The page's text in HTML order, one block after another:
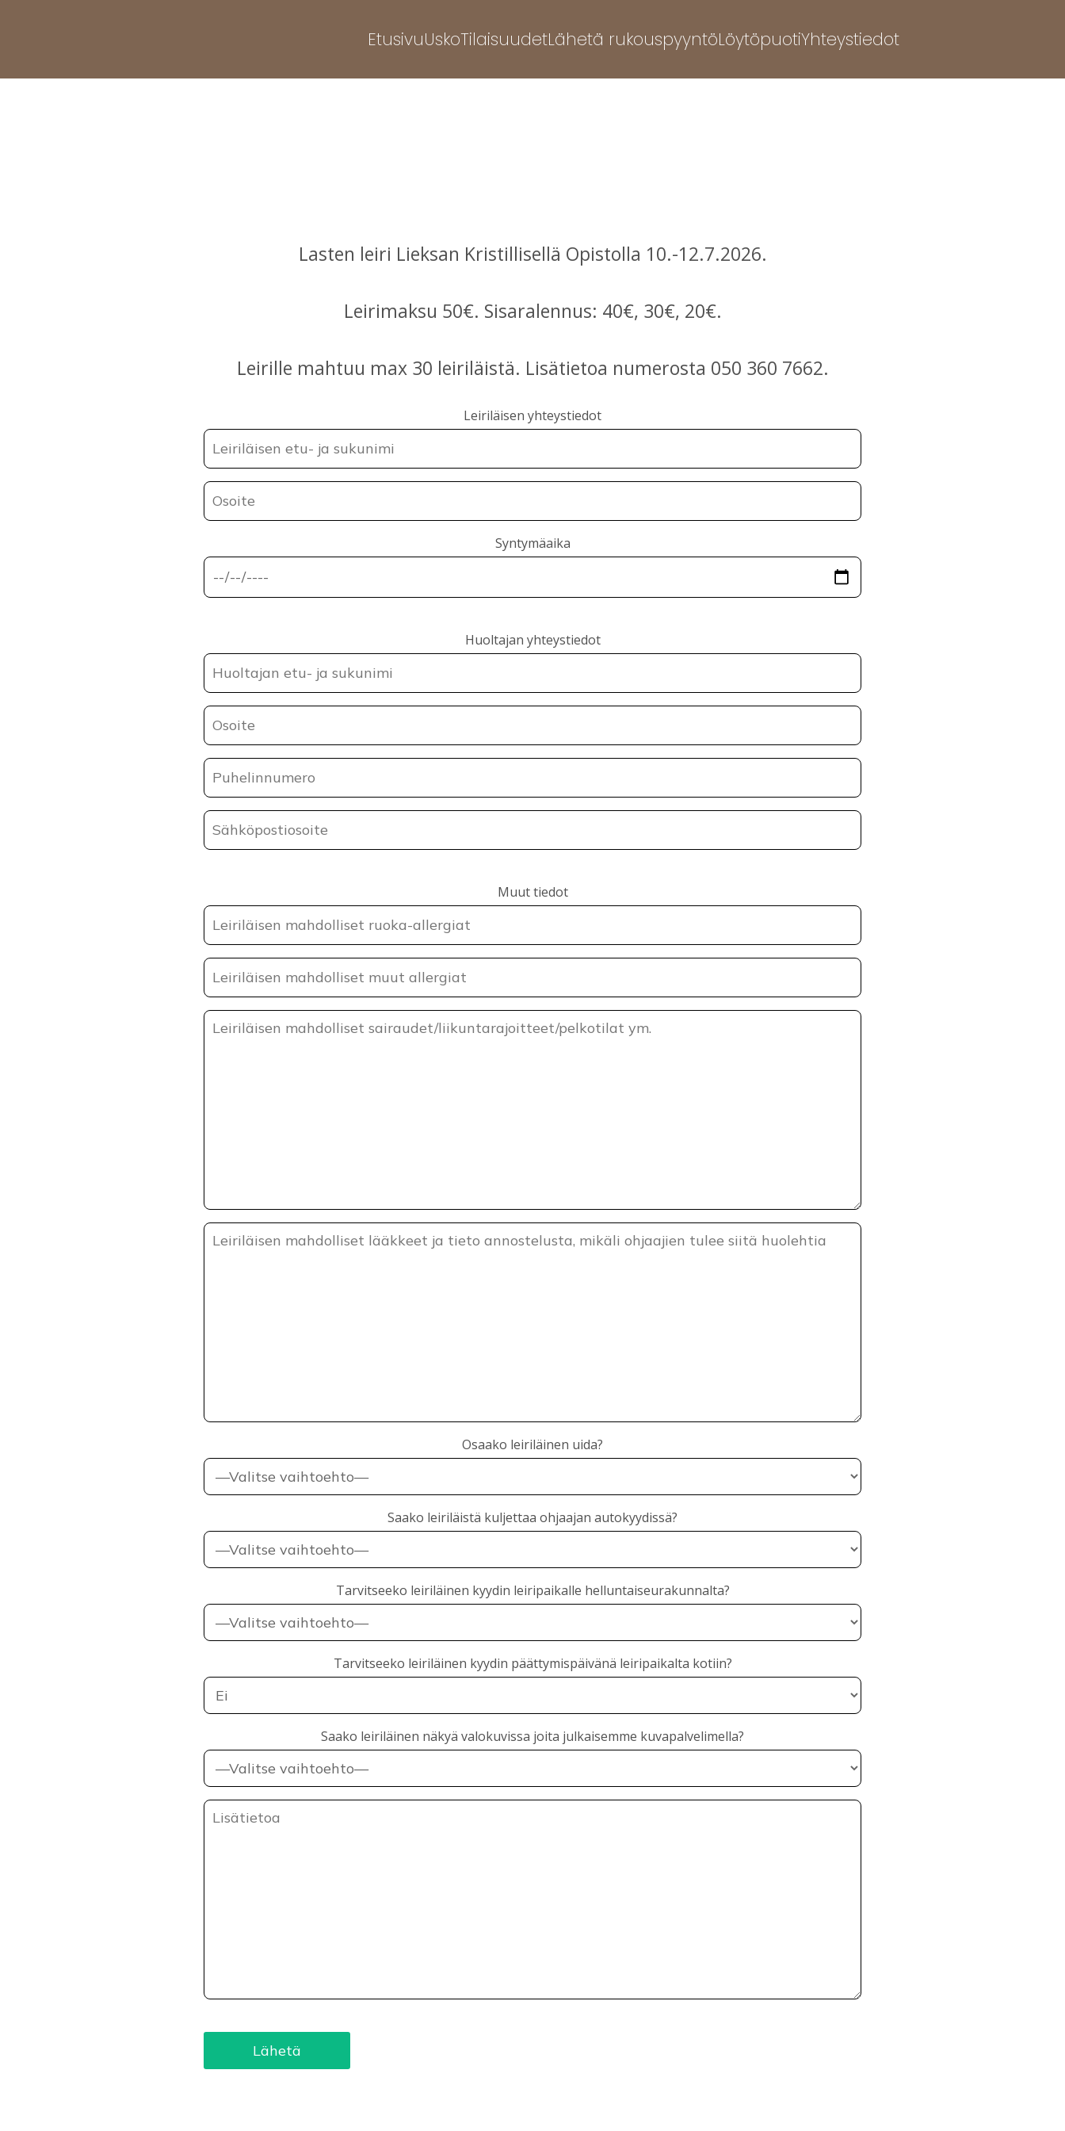
EtusivuUskoTilaisuudetLähetä rukouspyyntöLöytöpuotiYhteystiedot
Lasten leiri Lieksan Kristillisellä Opistolla 10.-12.7.2026.
Leirimaksu 50€. Sisaralennus: 40€, 30€, 20€.
Leirille mahtuu max 30 leiriläistä. Lisätietoa numerosta 050 360 7662.
Leiriläisen yhteystiedot
Syntymäaika
Huoltajan yhteystiedot
Muut tiedot
Osaako leiriläinen uida?
Saako leiriläistä kuljettaa ohjaajan autokyydissä?
Tarvitseeko leiriläinen kyydin leiripaikalle helluntaiseurakunnalta?
Tarvitseeko leiriläinen kyydin päättymispäivänä leiripaikalta kotiin?
Saako leiriläinen näkyä valokuvissa joita julkaisemme kuvapalvelimella?